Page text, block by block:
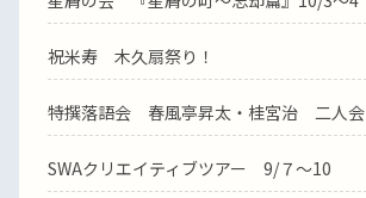
祝米寿 木久扇祭り！
特撰落語会 春風亭昇太・桂宮治 二人会
SWAクリエイティブツアー 9/７～10